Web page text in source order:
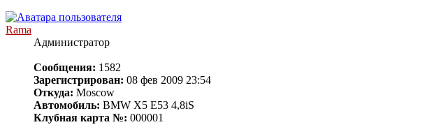
Rama
Администратор
Сообщения: 1582
Зарегистрирован: 08 фев 2009 23:54
Откуда: Moscow
Автомобиль: BMW X5 E53 4,8iS
Клубная карта №: 000001